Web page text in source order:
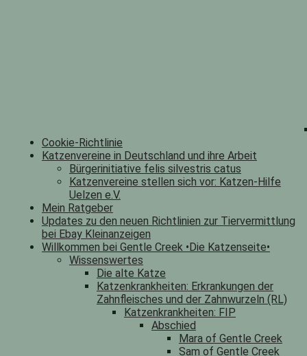
Cookie-Richtlinie
Katzenvereine in Deutschland und ihre Arbeit
Bürgerinitiative felis silvestris catus
Katzenvereine stellen sich vor: Katzen-Hilfe
Uelzen e.V.
Mein Ratgeber
Updates zu den neuen Richtlinien zur Tiervermittlung
bei Ebay Kleinanzeigen
Willkommen bei Gentle Creek •Die Katzenseite•
Wissenswertes
Die alte Katze
Katzenkrankheiten: Erkrankungen der
Zahnfleisches und der Zahnwurzeln (RL)
Katzenkrankheiten: FIP
Abschied
Mara of Gentle Creek
Sam of Gentle Creek